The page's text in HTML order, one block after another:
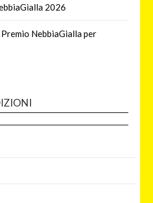
2026
NebbiaGialla per